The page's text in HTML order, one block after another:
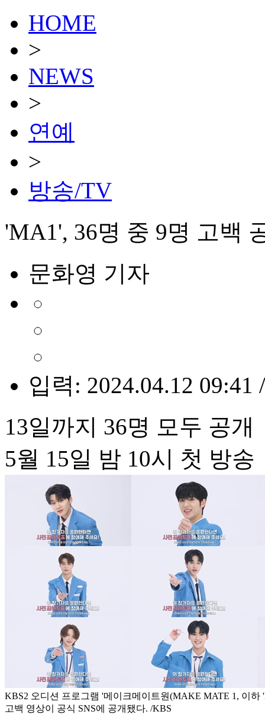
HOME
>
NEWS
>
연예
>
방송/TV
'MA1', 36명 중 9명 고백
문화영 기자
입력: 2024.04.12 09:41
13일까지 36명 모두 공개
5월 15일 밤 10시 첫 방송
KBS2 오디션 프로그램 '메이크메이트원(MAKE MATE 1, 이하
고백 영상이 공식 SNS에 공개됐다. /KBS